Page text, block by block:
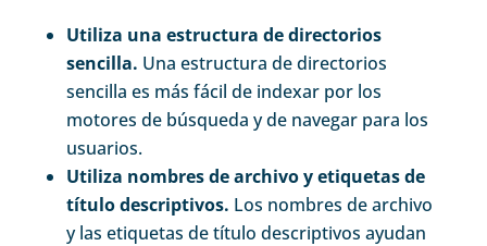
Utiliza una estructura de directorios
sencilla. Una estructura de directorios
sencilla es más fácil de indexar por los
motores de búsqueda y de navegar para los
usuarios.
Utiliza nombres de archivo y etiquetas de
título descriptivos. Los nombres de archivo
y las etiquetas de título descriptivos ayudan